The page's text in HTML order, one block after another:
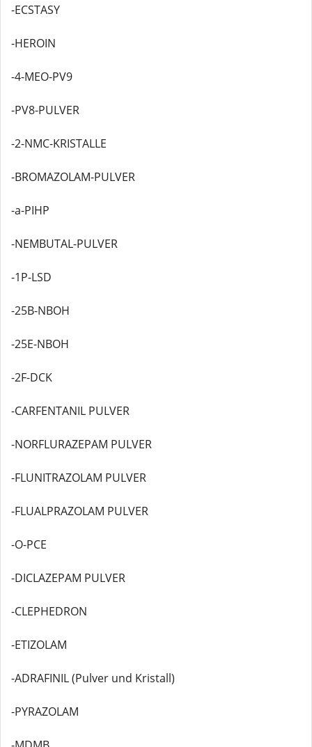
-ECSTASY
-HEROIN
-4-MEO-PV9
-PV8-PULVER
-2-NMC-KRISTALLE
-BROMAZOLAM-PULVER
-a-PIHP
-NEMBUTAL-PULVER
-1P-LSD
-25B-NBOH
-25E-NBOH
-2F-DCK
-CARFENTANIL PULVER
-NORFLURAZEPAM PULVER
-FLUNITRAZOLAM PULVER
-FLUALPRAZOLAM PULVER
-O-PCE
-DICLAZEPAM PULVER
-CLEPHEDRON
-ETIZOLAM
-ADRAFINIL (Pulver und Kristall)
-PYRAZOLAM